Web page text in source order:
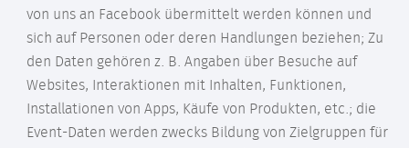
von uns an Facebook übermittelt werden können und
sich auf Personen oder deren Handlungen beziehen; Zu
den Daten gehören z. B. Angaben über Besuche auf
Websites, Interaktionen mit Inhalten, Funktionen,
Installationen von Apps, Käufe von Produkten, etc.; die
Event-Daten werden zwecks Bildung von Zielgruppen für